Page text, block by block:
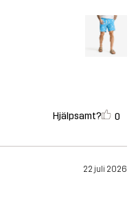
Hjälpsamt? 0
22 juli 2026